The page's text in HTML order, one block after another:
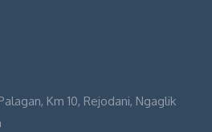
Km 10, Rejodani, Ngaglik